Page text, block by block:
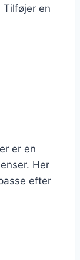
Tilføjer en
er en
Her
efter